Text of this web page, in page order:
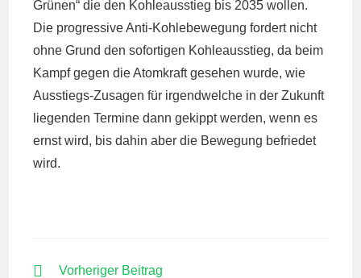
Grünen“ die den Kohleausstieg bis 2035 wollen.
Die progressive Anti-Kohlebewegung fordert nicht
ohne Grund den sofortigen Kohleausstieg, da beim
Kampf gegen die Atomkraft gesehen wurde, wie
Ausstiegs-Zusagen für irgendwelche in der Zukunft
liegenden Termine dann gekippt werden, wenn es
ernst wird, bis dahin aber die Bewegung befriedet
wird.
WEITEREVorheriger Beitrag